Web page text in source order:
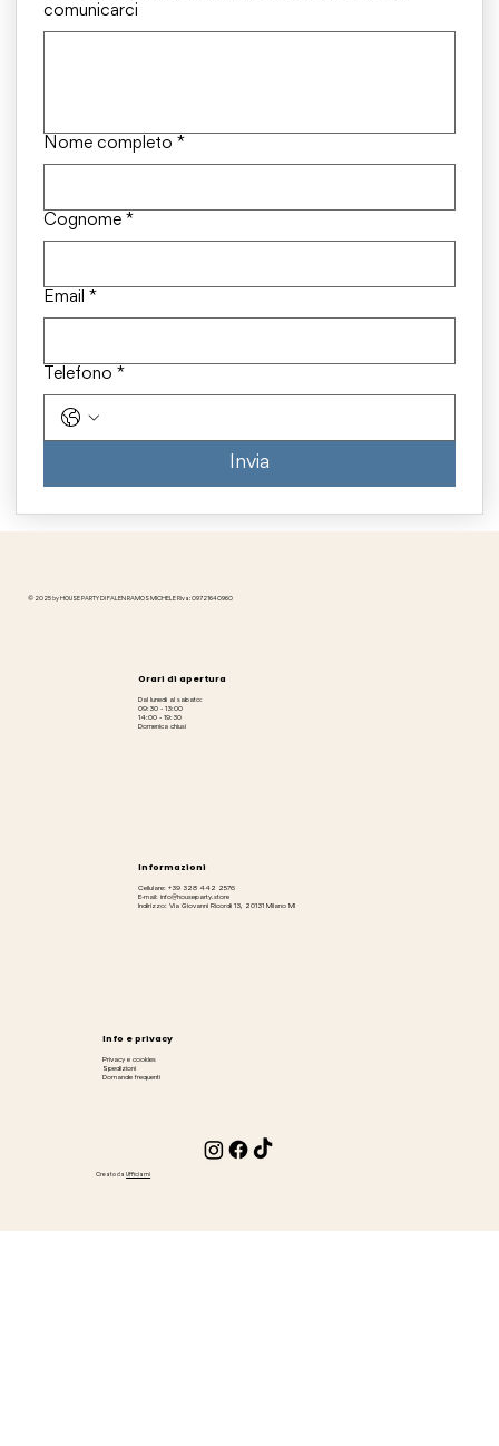
comunicarci
Nome completo *
Cognome *
Email *
Telefono *
Invia
© 2025 by HOUSE PARTY DI FALEN RAMOS MICHELE P.iva: 09721640960
Orari di apertura
Dal lunedì al sabato:
09:30 - 13:00
14:00 - 19:30
Domenica chiusi
Informazioni
Cellulare: +39 328 442 2576
E-mail: info@houseparty.store
Indirizzo: Via Giovanni Ricordi 13, 20131 Milano MI
Info e privacy
Privacy e cookies
Spedizioni
Domande frequenti
Creato da Ufficiami